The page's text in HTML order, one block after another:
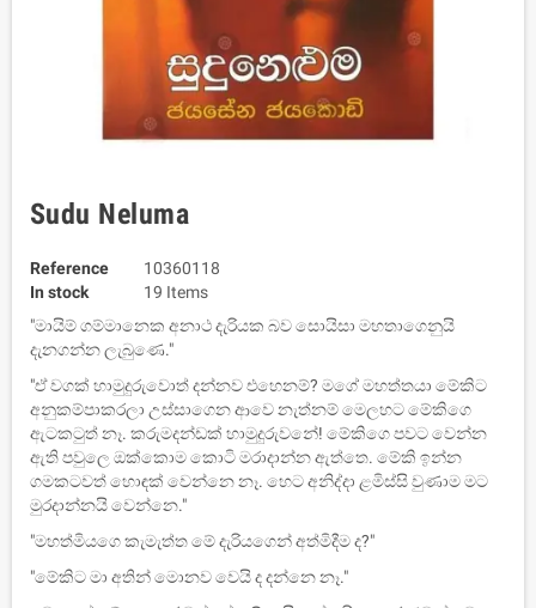
Sudu Neluma
Reference
10360118
In stock
19 Items
"මායිම් ගම්මානෙක අනාථ දැරියක බව සොයිසා මහතාගෙනුයි
දැනගන්න ලැබුණෙ."
"ඒ වගක් හාමුදුරුවොත් දන්නව එහෙනම්? මගේ මහත්තයා මේකිට
අනුකම්පාකරලා උස්සාගෙන ආවෙ නැත්නම් මෙලහට මේකිගෙ
ඇටකටුත් නෑ. කරුමදන්ඩක් හාමුදුරුවනේ! මේකිගෙ පවට වෙන්න
ඇති පවුලෙ ඔක්කොම කොටි මරාදාන්න ඇත්තෙ. මේකි ඉන්න
ගමකටවත් හොඳක් වෙන්නෙ නෑ. හෙට අනිද්දා ළමිස්සි වුණාම මට
මුරදාන්නයි වෙන්නෙ."
"මහත්මියගෙ කැමැත්ත මේ දැරියගෙන් අත්මිදීම ද?"
"මේකිට මා අතින් මොනව වෙයි ද දන්නෙ නෑ."